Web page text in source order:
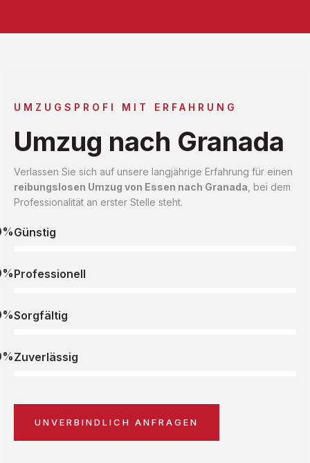
UMZUGSPROFI MIT ERFAHRUNG
Umzug nach Granada
Verlassen Sie sich auf unsere langjährige Erfahrung für einen
reibungslosen Umzug von Essen nach Granada , bei dem
Professionalität an erster Stelle steht.
Günstig
Professionell
Sorgfältig
Zuverlässig
UNVERBINDLICH ANFRAGEN